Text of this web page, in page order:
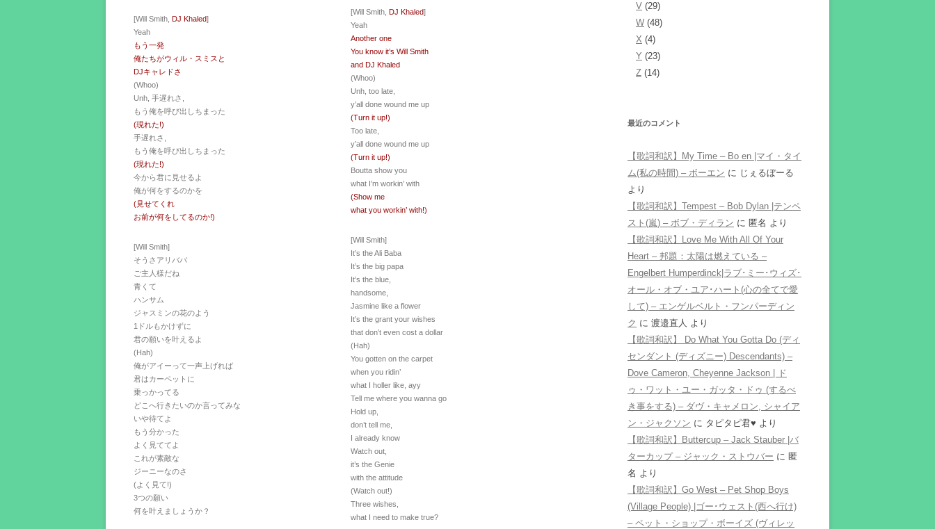
[Will Smith, DJ Khaled]
Yeah
もう一発
俺たちがウィル・スミスと
DJキャレドさ
(Whoo)
Unh, 手遅れさ,
もう俺を呼び出しちまった
(現れた!)
手遅れさ,
もう俺を呼び出しちまった
(現れた!)
今から君に見せるよ
俺が何をするのかを
(見せてくれ
お前が何をしてるのか!)
[Will Smith]
そうさアリババ
ご主人様だね
青くて
ハンサム
ジャスミンの花のよう
1ドルもかけずに
君の願いを叶えるよ
(Hah)
俺がアイーって一声上げれば
君はカーペットに
乗っかってる
どこへ行きたいのか言ってみな
いや待てよ
もう分かった
よく見ててよ
これが素敵な
ジーニーなのさ
(よく見て!)
3つの願い
何を叶えましょうか？
[Will Smith, DJ Khaled]
Yeah
Another one
You know it’s Will Smith
and DJ Khaled
(Whoo)
Unh, too late,
y’all done wound me up
(Turn it up!)
Too late,
y’all done wound me up
(Turn it up!)
Boutta show you
what I’m workin’ with
(Show me
what you workin’ with!)
[Will Smith]
It’s the Ali Baba
It’s the big papa
It’s the blue,
handsome,
Jasmine like a flower
It’s the grant your wishes
that don’t even cost a dollar
(Hah)
You gotten on the carpet
when you ridin’
what I holler like, ayy
Tell me where you wanna go
Hold up,
don’t tell me,
I already know
Watch out,
it’s the Genie
with the attitude
(Watch out!)
Three wishes,
what I need to make true?
V (29)
W (48)
X (4)
Y (23)
Z (14)
最近のコメント
【歌詞和訳】My Time – Bo en |マイ・タイ
ム(私の時間) – ボーエン に じぇるぼーる
より
【歌詞和訳】Tempest – Bob Dylan |テンペ
スト(嵐) – ボブ・ディラン に 匿名 より
【歌詞和訳】Love Me With All Of Your
Heart – 邦題：太陽は燃えている –
Engelbert Humperdinck|ラブ･ミー･ウィズ･
オール・オブ・ユア･ハート(心の全てで愛
して) – エンゲルベルト・フンパーディン
ク に 渡邉直人 より
【歌詞和訳】 Do What You Gotta Do (ディ
センダント (ディズニー) Descendants) –
Dove Cameron, Cheyenne Jackson | ド
ゥ・ワット・ユー・ガッタ・ドゥ (するべ
き事をする) – ダヴ・キャメロン, シャイア
ン・ジャクソン に タピタピ君♥️ より
【歌詞和訳】Buttercup – Jack Stauber |バ
ターカップ – ジャック・ストウバー に 匿
名 より
【歌詞和訳】Go West – Pet Shop Boys
(Village People) |ゴー･ウェスト(西へ行け)
– ペット・ショップ・ボーイズ (ヴィレッ